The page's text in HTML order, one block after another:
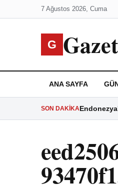
7 Ağustos 2026, Cuma
G
ANA SAYFA
SON DAKIKA